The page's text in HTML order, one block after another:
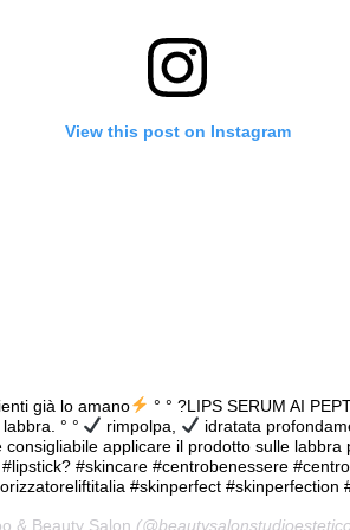
View this post on Instagram
già lo amano
° ° ?LIPS SERUM AI
° °
rimpolpa, idratata
applicare il prodotto sulle labbra
#skincare #centrobenessere
#skinperfect #skinperfection
& Beauty Salon